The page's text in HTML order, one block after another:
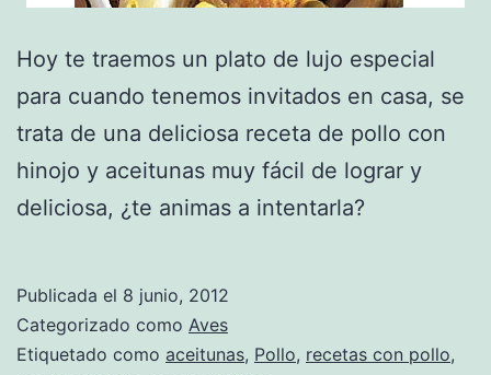
Hoy te traemos un plato de lujo especial
para cuando tenemos invitados en casa, se
trata de una deliciosa receta de pollo con
hinojo y aceitunas muy fácil de lograr y
deliciosa, ¿te animas a intentarla?
Publicada el 8 junio, 2012
Categorizado como Aves
Etiquetado como aceitunas, Pollo, recetas con pollo,